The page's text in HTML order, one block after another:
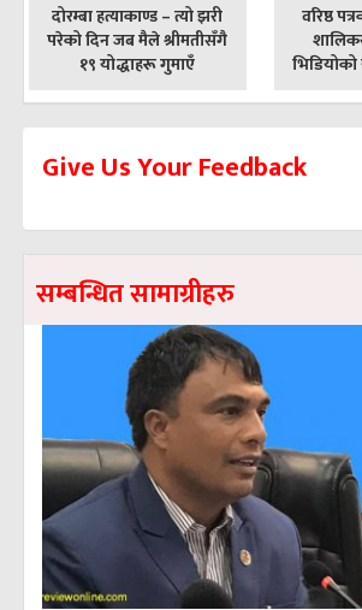
पछिल्लाे
-
दोरम्बा हत्याकाण्ड – त्यो झरी
परेको दिन जब मैले श्रीमतीसँगै
१९ योद्धाहरू गुमाएँ
अघिल्लाे
वरिष्ठ
भिडियोको
Give Us Your Feedback
सम्बन्धित सामाग्रीहरु